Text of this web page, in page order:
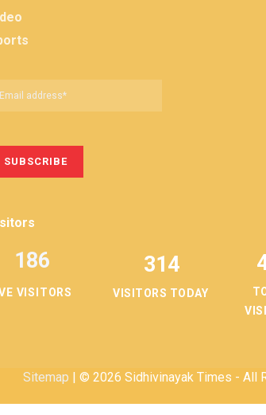
VISITORS
186 314
VISITORS TODAY
Sitemap | © 2026 Sidhivinayak Times - All